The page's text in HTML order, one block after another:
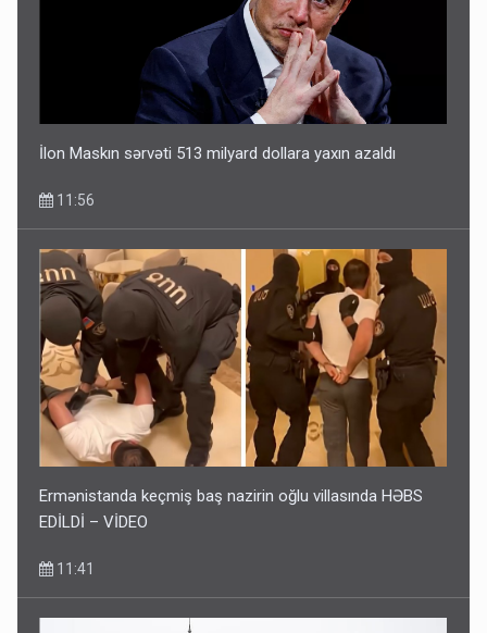
“Təlimdə idim, gəlib gördüm ki, evimi vurub dağıdırlar” -
DİQQƏTLİ OLUN! Bu gün hava çox isti olacaq
09:25
İlon Maskın sərvəti 513 milyard dollara yaxın azaldı
11:56
Ermənistanda keçmiş baş nazirin oğlu villasında HƏBS
EDİLDİ – VİDEO
11:41